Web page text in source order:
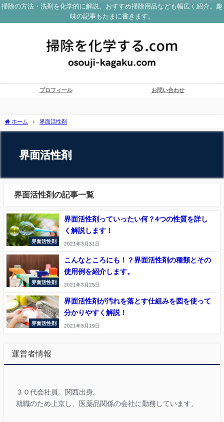
掃除の方法・洗剤を化学的に解説。おすすめ掃除用品なども幅広く紹介。趣
味の記事もたまに書きます。
プロフィール お問い合わせ
ホーム 界面活性剤
界面活性剤
界面活性剤の記事一覧
界面活性剤
界面活性剤っていったい何？4つの性質を詳し
く解説します！
2021年3月31日
界面活性剤
こんなところにも！？界面活性剤の種類とその
使用例を紹介します。
2021年3月25日
界面活性剤
界面活性剤が汚れを落とす仕組みを図を使って
分かりやすく解説！
2021年3月19日
運営者情報
３０代会社員。関西出身。
就職のため上京し、医薬品関係の会社に勤務しています。